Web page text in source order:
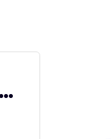
/ Key Account Managerka